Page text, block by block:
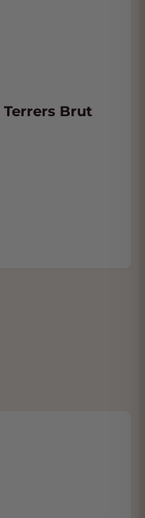
Terrers Brut